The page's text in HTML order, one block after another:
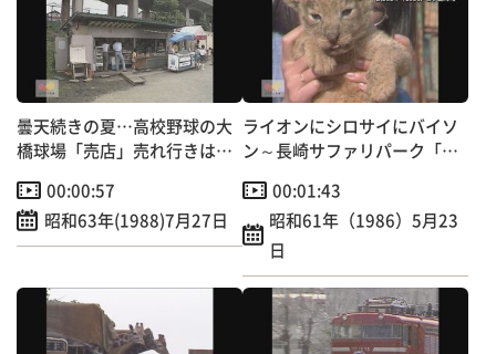
曇天続きの夏…高校野球の大
橋球場「売店」売れ行きは例
00:00:57
昭和63年(1988)7月27日
ライオンにシロサイにバイソ
ン～長崎サファリパーク「ベ
00:01:43
昭和61年（1986）5月23
日